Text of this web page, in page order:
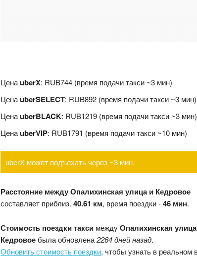
ЦенаuberX: RUB744 (время подачи такси ~3 мин)
ЦенаuberSELECT: RUB892 (время подачи такси ~3 мин)
ЦенаuberBLACK: RUB1219 (время подачи такси ~3 мин)
ЦенаuberVIP: RUB1791 (время подачи такси ~10 мин)
uberX может подъехать через ~3 мин.
Расстояние между Опалихинская улица и Кедровое
составляет приблиз. 40.61 км, время поездки -46 мин.
Стоимость поездки такси междуОпалихинская улица
Кедровоебыла обновлена2264 дней назад.
Обновить стоимость поездки, чтобы узнать в реальном